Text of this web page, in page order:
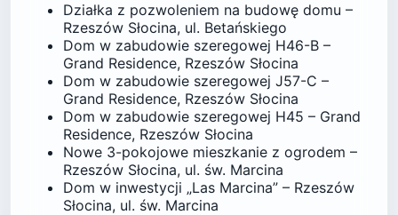
Działka z pozwoleniem na budowę domu –
Rzeszów Słocina, ul. Betańskiego
Dom w zabudowie szeregowej H46-B –
Grand Residence, Rzeszów Słocina
Dom w zabudowie szeregowej J57-C –
Grand Residence, Rzeszów Słocina
Dom w zabudowie szeregowej H45 – Grand
Residence, Rzeszów Słocina
Nowe 3-pokojowe mieszkanie z ogrodem –
Rzeszów Słocina, ul. św. Marcina
Dom w inwestycji „Las Marcina” – Rzeszów
Słocina, ul. św. Marcina